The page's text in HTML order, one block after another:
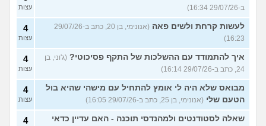
ב-29/07/26 16:34) עצות
לעשות קרחת ולשים פאה
(אנונימי, בן 20, כתב ב-29/07/26
16:23)
4
עצות
איך להתמודד עם ההשלכות של התקף פסיכוטי? (ג'וני, בן
24, כתב ב-29/07/26 16:14)
4
עצות
מבואס שלא היה לי אומץ להתחיל עם מישהי שהיא בול
הטעם שלי (אנונימי, בן 25, כתב ב-29/07/26 16:05)
4
עצות
שאלה לסטודנטים ולמהנדסי תוכנה - האם עדיין כדאי
4